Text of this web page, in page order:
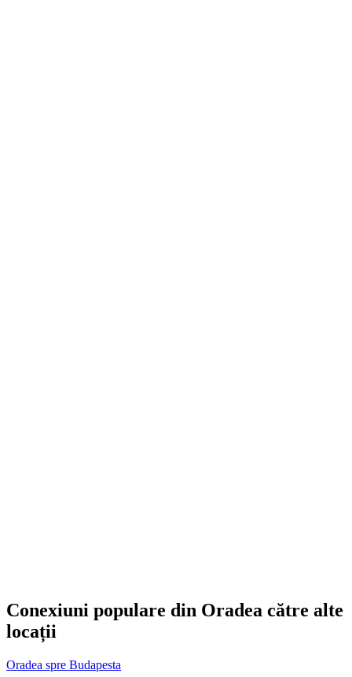
Conexiuni populare din Oradea către alte
locații
Oradea spre Budapesta